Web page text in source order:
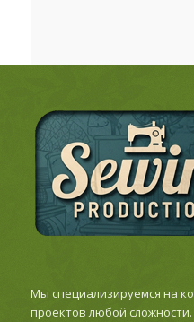
Мы специализируемся на
проектов любой